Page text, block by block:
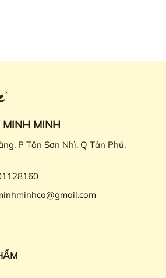
MINH
P Tân Sơn Nhì, Q Tân Phú,